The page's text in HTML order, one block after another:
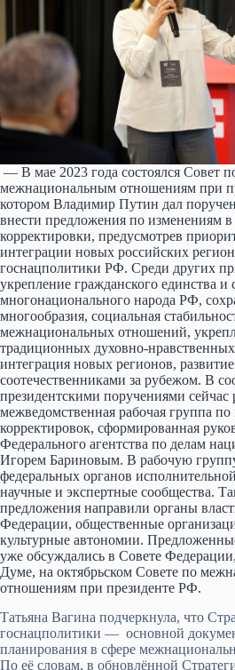
— В мае 2023 года состоялся Совет
межнациональным отношениям при
котором Владимир Путин дал
внести предложения по изменениям
корректировки, предусмотрев
интеграции новых российских
госнацполитики РФ. Среди других
укрепление гражданского единства и
многонационального народа РФ,
многообразия, социальная
межнациональных отношений,
традиционных духовно-
интеграция новых регионов, развитие
соотечественниками за рубежом. В
президентскими поручениями сейчас
межведомственная рабочая группа
корректировок, сформированная
Федерального агентства по делам
Игорем Бариновым. В рабочую
федеральных органов
научные и экспертные сообщества.
предложения направили органы
Федерации, общественные
культурные автономии.
уже обсуждались в Совете
Думе, на октябрьском Совете по
отношениям при президенте РФ.
Татьяна Вагина подчеркнула, что
госнацполитики — основной
планирования в сфере
По её словам, в обновлённой